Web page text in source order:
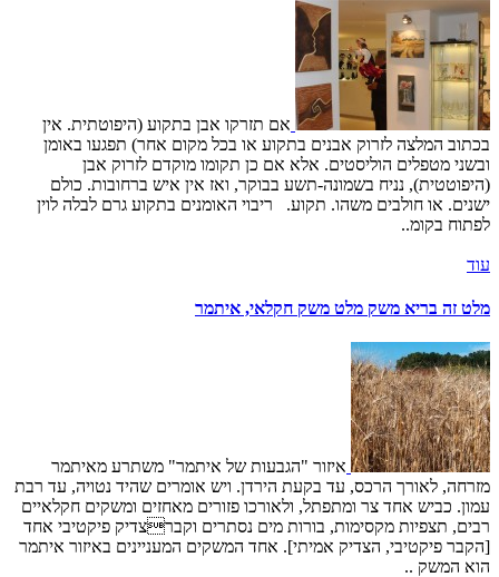
אם תזרקו אבן בתקוע (היפוטתית. אין
בכתוב המלצה לזרוק אבנים בתקוע או בכל מקום אחר) תפגעו באומן
ובשני מטפלים הוליסטים. אלא אם כן תקומו מוקדם לזרוק אבן
(היפוטטית), נניח בשמונה-תשע בבוקר, ואז אין איש ברחובות. כולם
ישנים. או חולבים משהו. תקוע. ריבוי האומנים בתקוע גרם לבלה לוין
לפתוח בקומ..
עוד
מלט זה בריא משק מלט משק חקלאי, איתמר
איזור "הגבעות של איתמר" משתרע מאיתמר
מזרחה, לאורך הרכס, עד בקעת הירדן. ויש אומרים שהיד נטויה, עד רבת
עמון. כביש אחד צר ומתפתל, ולאורכו פזורים מאחזים ומשקים חקלאיים
רבים, תצפיות מקסימות, בורות מים נסתרים וקברצדיק פיקטיבי אחד
[הקבר פיקטיבי, הצדיק אמיתי]. אחד המשקים המעניינים באיזור איתמר
הוא המשק ..